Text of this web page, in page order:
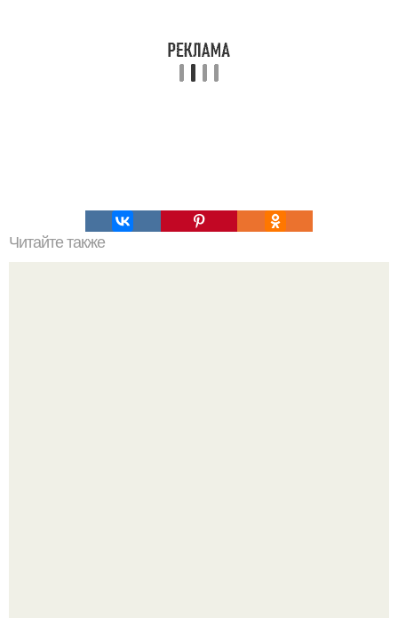
Читайте также